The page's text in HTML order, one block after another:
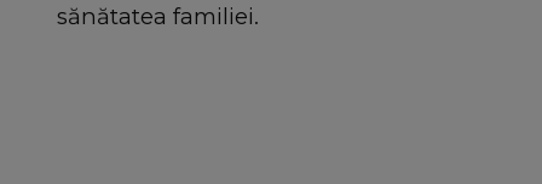
sănătatea familiei.